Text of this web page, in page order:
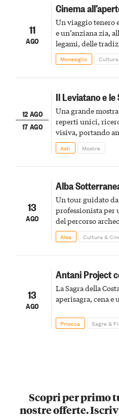
11
AGO
Cinema
Un viaggio tenero
e un’anziana zia,
legami, delle
Monesiglio
12 AGO
17 AGO
Il Leviatano e le
Una grande
reperti unici,
visiva, portando
della scena le
Asti Mostre
13
AGO
Alba
Un tour guidato
professionista per
del percorso
Alba Cultura &
13
AGO
Antani Project
La Sagra della
aperisagra, cena e
Priocca Sagre &
Scopri per primo
nostre offerte.